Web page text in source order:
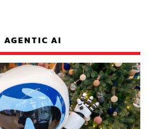
AGENTIC AI